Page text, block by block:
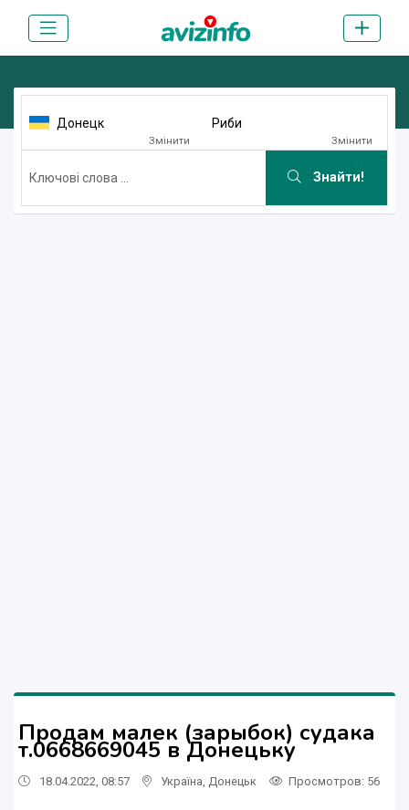
Донецк
Змінити
Риби
Змінити
Знайти!
Продам малек (зарыбок) судака
т.0668669045 в Донецьку
18.04.2022, 08:57 Україна Донецьк Просмотров: 56